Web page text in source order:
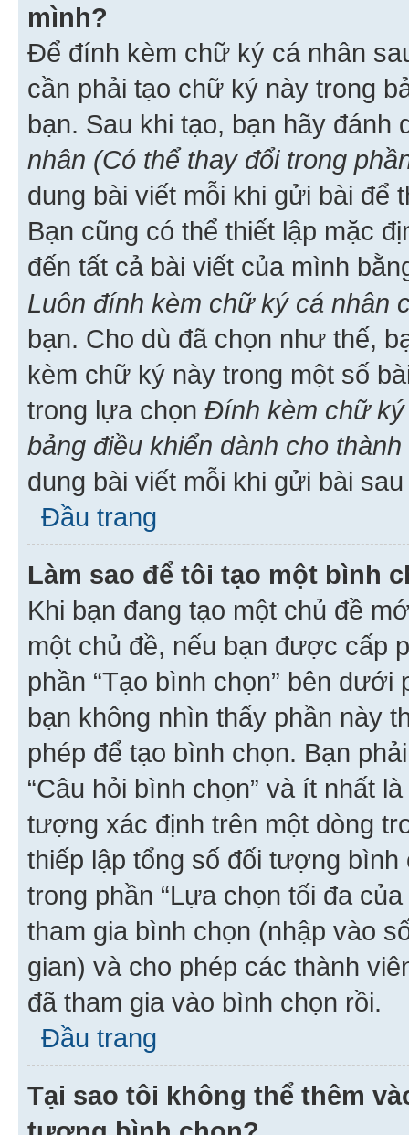
mình?
Để đính kèm chữ ký cá nhân
cần phải tạo chữ ký này trong
bạn. Sau khi tạo, bạn hãy
nhân (Có thể thay đổi trong
dung bài viết mỗi khi gửi bài để
Bạn cũng có thể thiết lập mặc
đến tất cả bài viết của mình
Luôn đính kèm chữ ký cá nhân
bạn. Cho dù đã chọn như thế,
kèm chữ ký này trong một số
trong lựa chọn Đính kèm chữ
bảng điều khiển dành cho
dung bài viết mỗi khi gửi bài sau
Đầu trang
Làm sao để tôi tạo một bình
Khi bạn đang tạo một chủ đề
một chủ đề, nếu bạn được cấp
phần “Tạo bình chọn” bên
bạn không nhìn thấy phần này
phép để tạo bình chọn. Bạn
“Câu hỏi bình chọn” và ít nhất
tượng xác định trên một dòng
thiếp lập tổng số đối tượng
trong phần “Lựa chọn tối đa
tham gia bình chọn (nhập vào
gian) và cho phép các thành
đã tham gia vào bình chọn rồi.
Đầu trang
Tại sao tôi không thể thêm